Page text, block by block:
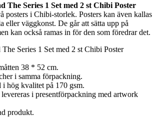
The Series 1 Set med 2 st Chibi Poster
posters i Chibi-storlek. Posters kan även kallas
eller väggkonst. De går att sätta upp på
kan också ramas in för den som föredrar det.
Series 1 Set med 2 st Chibi Poster
38 * 52 cm.
i samma förpackning.
hög kvalitet på 170 gsm.
i presentförpackning med artwork
produkt.